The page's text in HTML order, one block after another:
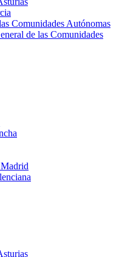
Comunidades Autónomas
de las Comunidades